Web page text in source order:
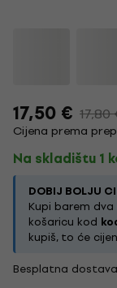
17,50 € 17,80
Cijena prema
Na skladištu 1
DOBIJ BOLJU
Kupi barem
košaricu kod
kupiš, to će
Besplatna